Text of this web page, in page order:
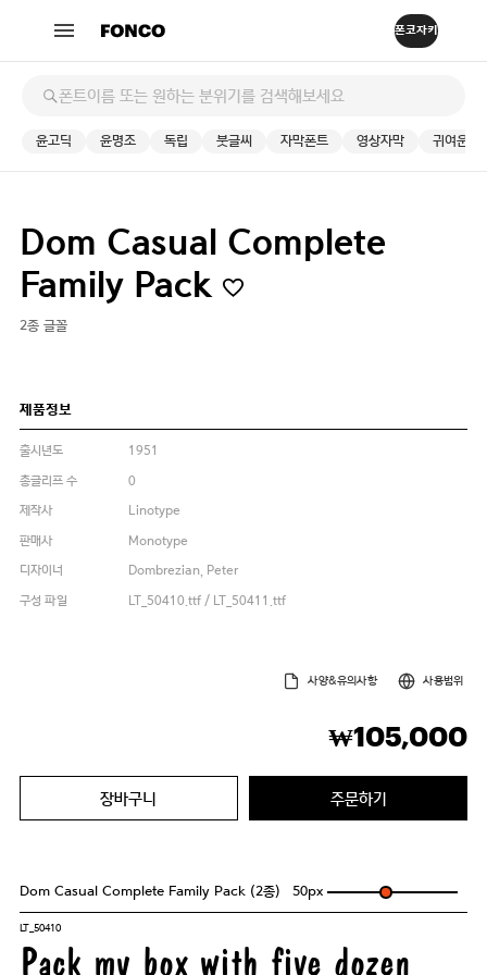
윤고딕 윤명조 독립 붓글씨 자막폰트 영상자막 귀여운
Dom Casual Complete
Family Pack
2종 글꼴
제품정보
출시년도
1951
총글리프 수
0
제작사
Linotype
판매사
Monotype
디자이너
Dombrezian, Peter
구성 파일
LT_50410.ttf / LT_50411.ttf
사양&유의사항 사용범위
₩105,000
장바구니 주문하기
Dom Casual Complete Family Pack (2종) 50px
LT_50410
Pack my box with five dozen